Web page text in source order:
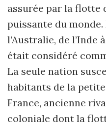
assurée par la flotte
puissante du monde.
l’Australie, de l’Inde
était considéré
La seule nation
habitants de la
France, ancienne
coloniale dont la